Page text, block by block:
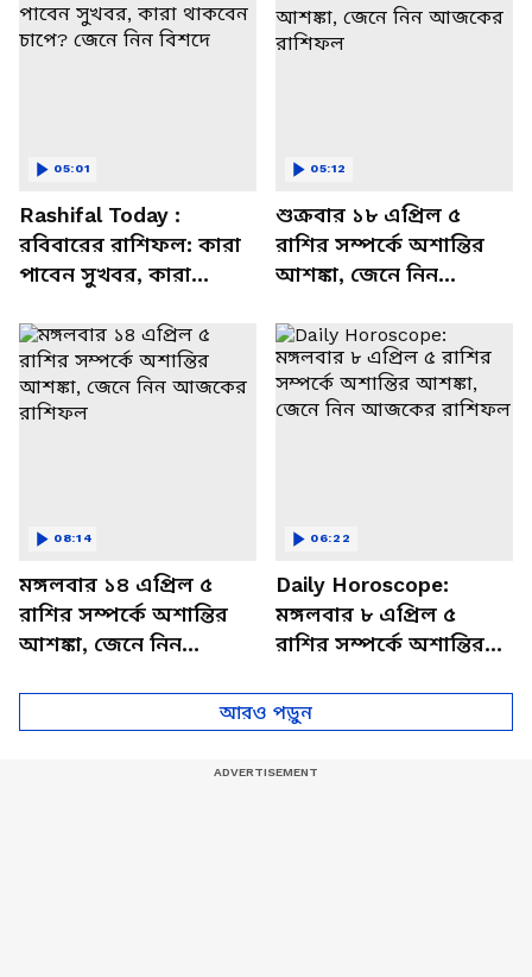
Rashifal Today :
রবিবারের রাশিফল: কারা
পাবেন সুখবর, কারা
বিশদে
05:01
শুক্রবার ১৮ এপ্রিল ৫
রাশির সম্পর্কে অশান্তির
আশঙ্কা, জেনে নিন
05:12
মঙ্গলবার ১৪ এপ্রিল ৫
রাশির সম্পর্কে অশান্তির
আশঙ্কা, জেনে নিন
08:14
Daily Horoscope:
মঙ্গলবার ৮ এপ্রিল ৫
রাশির সম্পর্কে অশান্তির
আজকের রাশিফল
06:22
আরও পড়ুন